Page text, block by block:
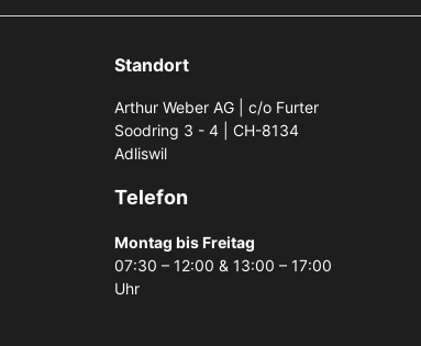
Standort
Arthur Weber AG | c/o Furter
Soodring 3 - 4 | CH-8134
Adliswil
Telefon
Montag bis Freitag
07:30 – 12:00 & 13:00 – 17:00
Uhr